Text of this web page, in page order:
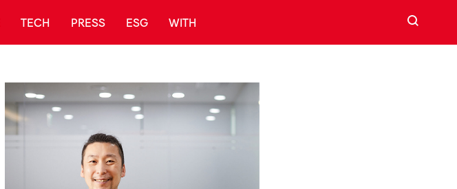
TECH PRESS ESG WITH 검색